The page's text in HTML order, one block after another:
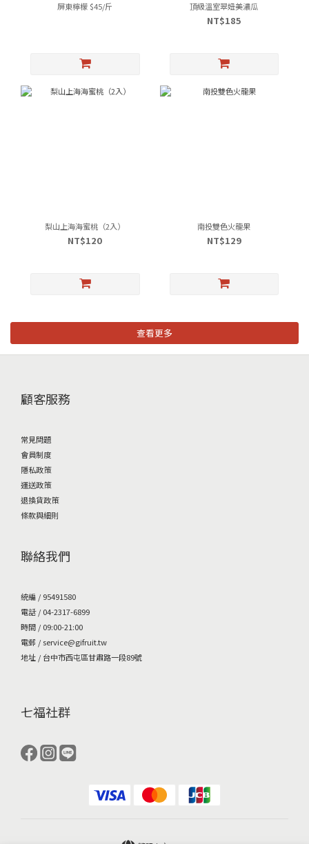
屏東檸檬 $45/斤 頂級溫室翠妞美濃瓜
NT$185
梨山上海海蜜桃（2入）
NT$120
南投雙色火龍果
NT$129
查看更多
顧客服務
常見問題
會員制度
隱私政策
運送政策
退換貨政策
條款與細則
聯絡我們
統編 / 95491580
電話 / 04-2317-6899
時間 / 09:00-21:00
電郵 / service@gifruit.tw
地址 / 台中市西屯區甘肅路一段89號
七福社群